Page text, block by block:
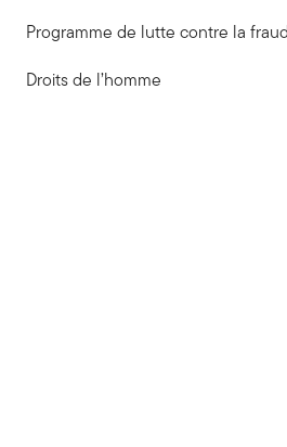
Programme de lutte contre la
Droits de l’homme